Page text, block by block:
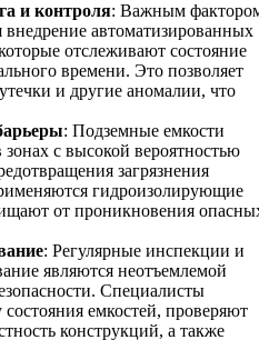
и контроля: Важным
внедрение автоматизированных
отслеживают состояние
времени. Это позволяет
и другие аномалии, что
: Подземные емкости
зонах с высокой вероятностью
загрязнения
гидроизолирующие
от проникновения
: Регулярные инспекции и
являются неотъемлемой
Специалисты
емкостей, проверяют
конструкций, а также